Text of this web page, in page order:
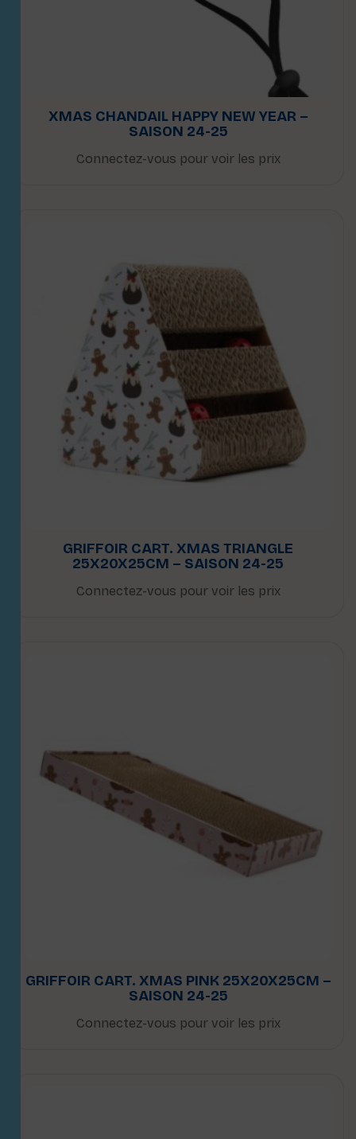
XMAS CHANDAIL HAPPY NEW YEAR –
SAISON 24-25
Connectez-vous pour voir les prix
GRIFFOIR CART. XMAS TRIANGLE
25X20X25CM – SAISON 24-25
Connectez-vous pour voir les prix
GRIFFOIR CART. XMAS PINK 25X20X25CM –
SAISON 24-25
Connectez-vous pour voir les prix